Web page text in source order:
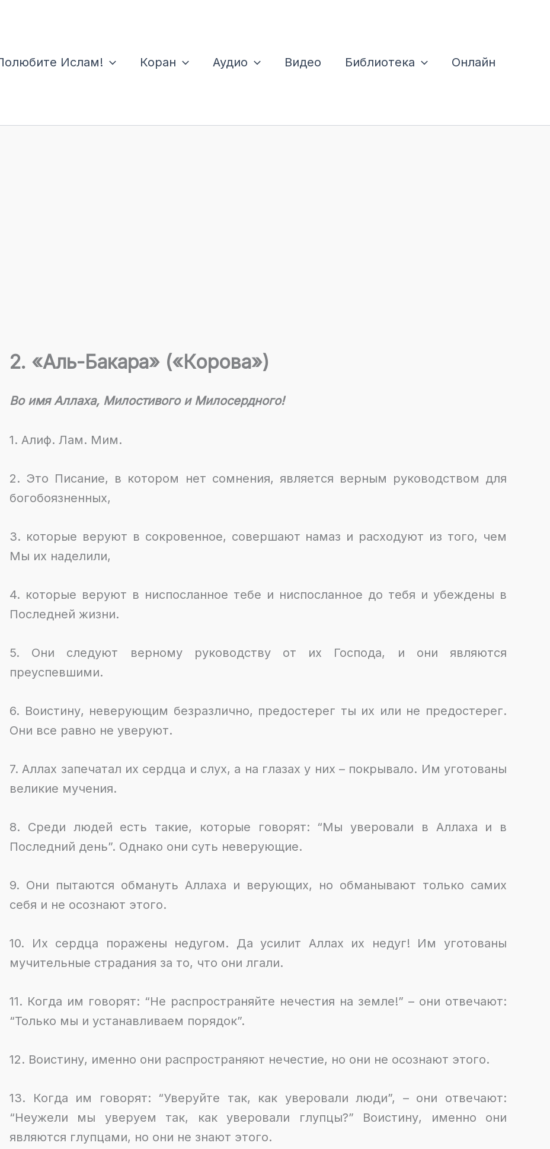
Ислам! Коран Аудио Видео Библиотека Онлайн
2. «Аль-Бакара» («Корова»)
Во имя Аллаха, Милостивого и Милосердного!
1. Алиф. Лам. Мим.
2. Это Писание, в котором нет сомнения, является верным руководством для
богобоязненных,
3. которые веруют в сокровенное, совершают намаз и расходуют из того, чем
Мы их наделили,
4. которые веруют в ниспосланное тебе и ниспосланное до тебя и убеждены в
Последней жизни.
5. Они следуют верному руководству от их Господа, и они являются
преуспевшими.
6. Воистину, неверующим безразлично, предостерег ты их или не предостерег.
Они все равно не уверуют.
7. Аллах запечатал их сердца и слух, а на глазах у них – покрывало. Им уготованы
великие мучения.
8. Среди людей есть такие, которые говорят: “Мы уверовали в Аллаха и в
Последний день”. Однако они суть неверующие.
9. Они пытаются обмануть Аллаха и верующих, но обманывают только самих
себя и не осознают этого.
10. Их сердца поражены недугом. Да усилит Аллах их недуг! Им уготованы
мучительные страдания за то, что они лгали.
11. Когда им говорят: “Не распространяйте нечестия на земле!” – они отвечают:
“Только мы и устанавливаем порядок”.
12. Воистину, именно они распространяют нечестие, но они не осознают этого.
13. Когда им говорят: “Уверуйте так, как уверовали люди”, – они отвечают:
“Неужели мы уверуем так, как уверовали глупцы?” Воистину, именно они
являются глупцами, но они не знают этого.